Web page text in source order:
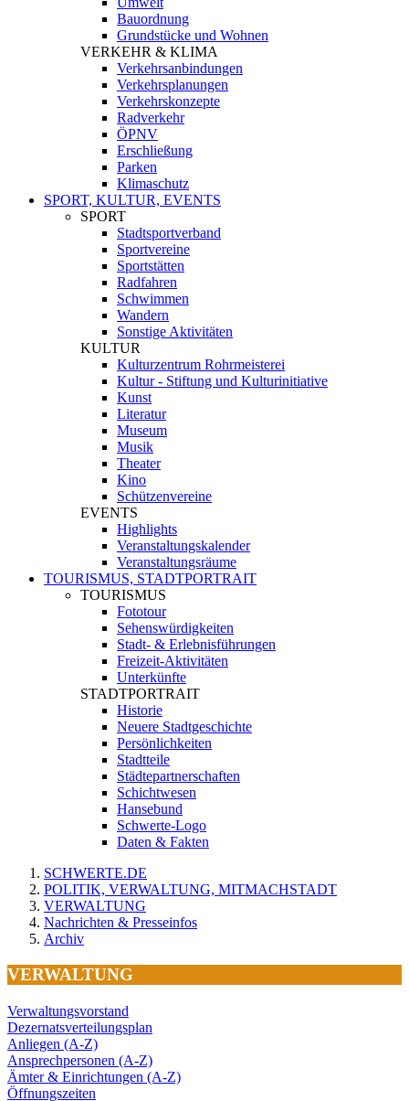
Bauordnung
Grundstücke und Wohnen
VERKEHR & KLIMA
Verkehrsanbindungen
Verkehrsplanungen
Verkehrskonzepte
Radverkehr
ÖPNV
Erschließung
Parken
Klimaschutz
SPORT, KULTUR, EVENTS
SPORT
Stadtsportverband
Sportvereine
Sportstätten
Radfahren
Schwimmen
Wandern
Sonstige Aktivitäten
KULTUR
Kulturzentrum Rohrmeisterei
Kultur - Stiftung und Kulturinitiative
Kunst
Literatur
Museum
Musik
Theater
Kino
Schützenvereine
EVENTS
Highlights
Veranstaltungskalender
Veranstaltungsräume
TOURISMUS, STADTPORTRAIT
TOURISMUS
Fototour
Sehenswürdigkeiten
Stadt- & Erlebnisführungen
Freizeit-Aktivitäten
Unterkünfte
STADTPORTRAIT
Historie
Neuere Stadtgeschichte
Persönlichkeiten
Stadtteile
Städtepartnerschaften
Schichtwesen
Hansebund
Schwerte-Logo
Daten & Fakten
SCHWERTE.DE
POLITIK, VERWALTUNG, MITMACHSTADT
VERWALTUNG
Nachrichten & Presseinfos
Archiv
VERWALTUNG
Verwaltungsvorstand
Dezernatsverteilungsplan
Anliegen (A-Z)
Ansprechpersonen (A-Z)
Ämter & Einrichtungen (A-Z)
Öffnungszeiten